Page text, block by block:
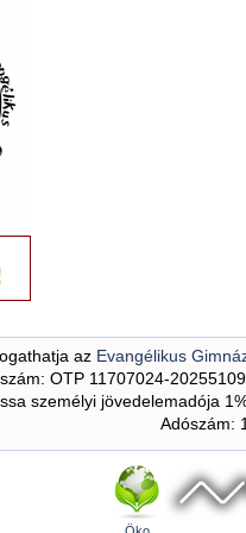
az Evangélikus
OTP 11707024-
személyi jövedelemadója
Adószám: